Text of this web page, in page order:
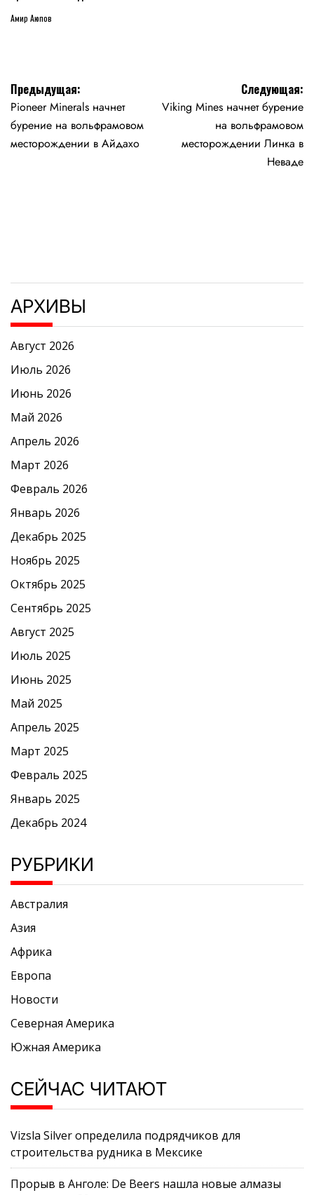
Амир Аюпов
Навигация
по
записям
Предыдущая:
Pioneer Minerals начнет
бурение на вольфрамовом
месторождении в Айдахо
Следующая:
Viking Mines начнет бурение
на вольфрамовом
месторождении Линка в
Неваде
АРХИВЫ
Август 2026
Июль 2026
Июнь 2026
Май 2026
Апрель 2026
Март 2026
Февраль 2026
Январь 2026
Декабрь 2025
Ноябрь 2025
Октябрь 2025
Сентябрь 2025
Август 2025
Июль 2025
Июнь 2025
Май 2025
Апрель 2025
Март 2025
Февраль 2025
Январь 2025
Декабрь 2024
РУБРИКИ
Австралия
Азия
Африка
Европа
Новости
Северная Америка
Южная Америка
СЕЙЧАС ЧИТАЮТ
Vizsla Silver определила подрядчиков для
строительства рудника в Мексике
Прорыв в Анголе: De Beers нашла новые алмазы